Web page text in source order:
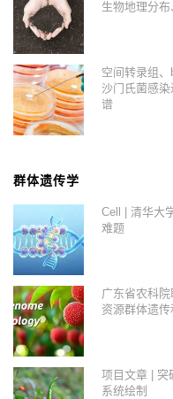
生物地理分布
空间转录组
沙门氏菌感
谱
群体遗传学
Cell | 清华大
难题
广东省农科
资源群体遗
项目文章 | 突
系统绘制